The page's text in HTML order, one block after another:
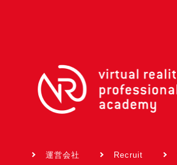
運営会社 Recruit